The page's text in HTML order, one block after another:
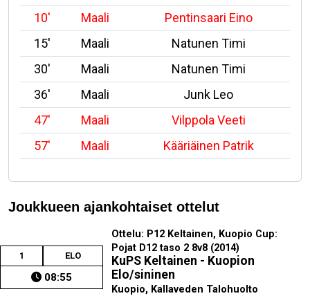
10'
Maali
Pentinsaari Eino
15'
Maali
Natunen Timi
30'
Maali
Natunen Timi
36'
Maali
Junk Leo
47'
Maali
Vilppola Veeti
57'
Maali Kääriäinen Patrik
Joukkueen ajankohtaiset ottelut
1 ELO
08:55
Ottelu: P12 Keltainen, Kuopio Cup:
Pojat D12 taso 2 8v8 (2014)
KuPS Keltainen - Kuopion
Elo/sininen
Kuopio, Kallaveden Talohuolto